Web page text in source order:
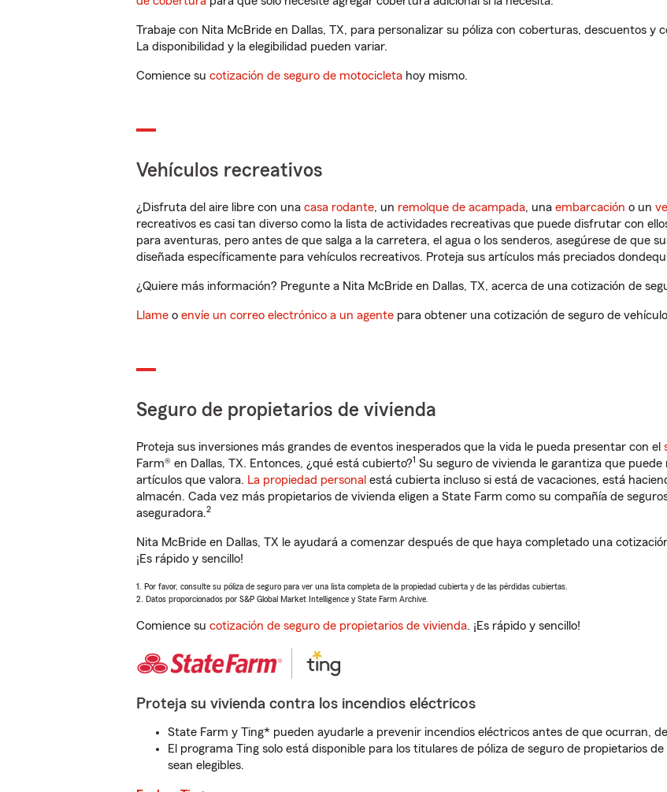
Trabaje con Nita McBride en Dallas, TX, para personalizar su póliza con coberturas, descuentos y
La disponibilidad y la elegibilidad pueden variar.
Comience su cotización de seguro de motocicleta hoy mismo.
Vehículos recreativos
¿Disfruta del aire libre con una casa rodante, un remolque de acampada, una embarcación o un
recreativos es casi tan diverso como la lista de actividades recreativas que puede disfrutar con
para aventuras, pero antes de que salga a la carretera, el agua o los senderos, asegúrese de que
diseñada específicamente para vehículos recreativos. Proteja sus artículos más preciados
¿Quiere más información? Pregunte a Nita McBride en Dallas, TX, acerca de una cotización de
Llame o envíe un correo electrónico a un agente para obtener una cotización de seguro de
Seguro de propietarios de vivienda
Proteja sus inversiones más grandes de eventos inesperados que la vida le pueda presentar con el
Farm® en Dallas, TX. Entonces, ¿qué está cubierto?1 Su seguro de vivienda le garantiza que
artículos que valora. La propiedad personal está cubierta incluso si está de vacaciones, está
almacén. Cada vez más propietarios de vivienda eligen a State Farm como su compañía de
aseguradora.2
Nita McBride en Dallas, TX le ayudará a comenzar después de que haya completado una
¡Es rápido y sencillo!
1. Por favor, consulte su póliza de seguro para ver una lista completa de la propiedad cubierta y de las pérdidas cubiertas.
2. Datos proporcionados por S&P Global Market Intelligence y State Farm Archive.
Comience su cotización de seguro de propietarios de vivienda. ¡Es rápido y sencillo!
Proteja su vivienda contra los incendios eléctricos
State Farm y Ting* pueden ayudarle a prevenir incendios eléctricos antes de que ocurran,
El programa Ting solo está disponible para los titulares de póliza de seguro de propietarios
sean elegibles.